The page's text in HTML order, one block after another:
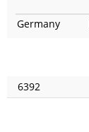
Germany
6392